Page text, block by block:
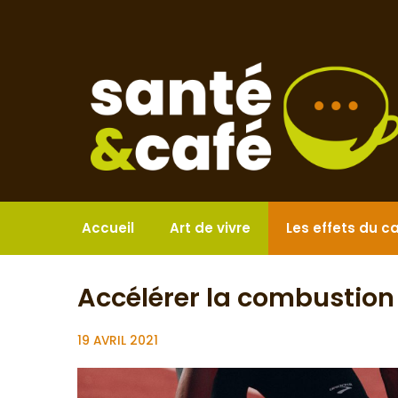
Accueil Art de vivre Les effets du
Accélérer la
19 AVRIL 2021